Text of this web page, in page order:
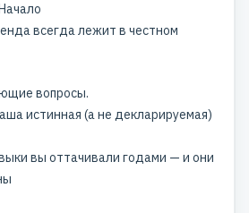
всегда лежит в честном
вопросы.
истинная (а не декларируемая)
вы оттачивали годами — и они